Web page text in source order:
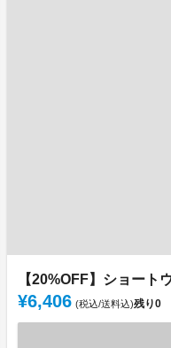
【20%OFF】ショート
¥6,406 (税込/送料込)残り0